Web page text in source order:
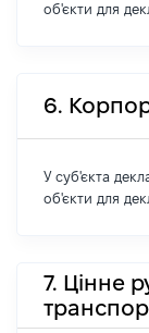
об'єкти для
6.
У суб'єкта
об'єкти для
7. Цінне